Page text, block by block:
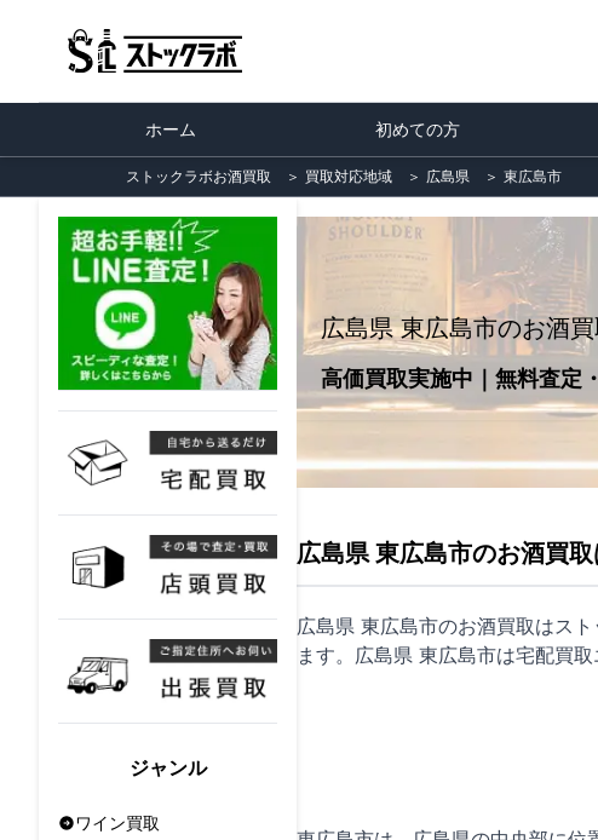
ホーム 初めての方
ストックラボお酒買取 ＞ 買取対応地域 ＞ 広島県 ＞ 東広島市
ジャンル
ワイン買取
広島県 東広島市のお酒
高価買取実施中｜無料査定
広島県 東広島市のお酒買
広島県 東広島市のお酒買取はス
ます。広島県 東広島市は宅配買取